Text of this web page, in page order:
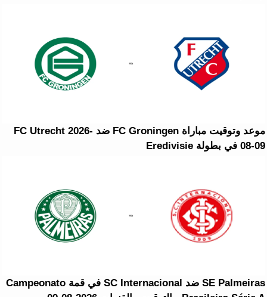
موعد وتوقيت مباراة FC Groningen ضد FC Utrecht 2026-
08-09 في بطولة Eredivisie
SE Palmeiras ضد SC Internacional في قمة Campeonato